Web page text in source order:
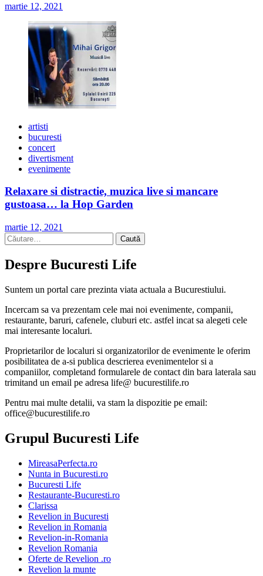
martie 12, 2021
artisti
bucuresti
concert
divertisment
evenimente
Relaxare si distractie, muzica live si mancare
gustoasa… la Hop Garden
martie 12, 2021
Caută
după:
Despre Bucuresti Life
Suntem un portal care prezinta viata actuala a Bucurestiului.
Incercam sa va prezentam cele mai noi evenimente, companii,
restaurante, baruri, cafenele, cluburi etc. astfel incat sa alegeti cele
mai interesante localuri.
Proprietarilor de localuri si organizatorilor de evenimente le oferim
posibilitatea de a-si publica descrierea evenimentelor si a
companiilor, completand formularele de contact din bara laterala sau
trimitand un email pe adresa life@ bucurestilife.ro
Pentru mai multe detalii, va stam la dispozitie pe email:
office@bucurestilife.ro
Grupul Bucuresti Life
MireasaPerfecta.ro
Nunta in Bucuresti.ro
Bucuresti Life
Restaurante-Bucuresti.ro
Clarissa
Revelion in Bucuresti
Revelion in Romania
Revelion-in-Romania
Revelion Romania
Oferte de Revelion .ro
Revelion la munte